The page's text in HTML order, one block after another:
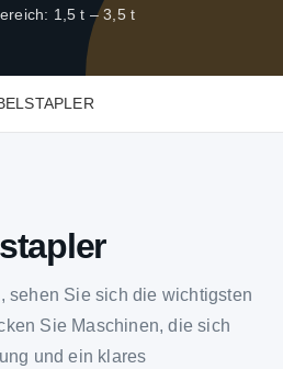
1,5 t – 3,5 t
sehen Sie sich die wichtigsten
Sie Maschinen, die sich
und ein klares